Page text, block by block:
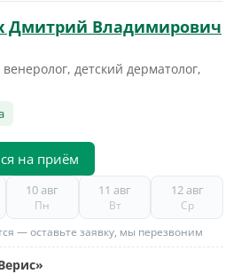
Дмитрий Владимирович
детский дерматолог,
на приём
10 авг
Пн
11 авг
Вт
12 авг
Ср
— оставьте заявку, мы перезвоним